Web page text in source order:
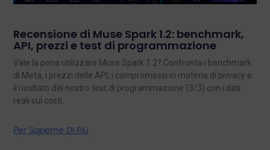
Recensione di Muse Spark 1.2: benchmark,
API, prezzi e test di programmazione
Vale la pena utilizzare Muse Spark 1.2? Confronta i benchmark
di Meta, i prezzi delle API, i compromessi in materia di privacy e
il risultato del nostro test di programmazione (3/3) con i dati
reali sui costi.
Per Saperne Di Più